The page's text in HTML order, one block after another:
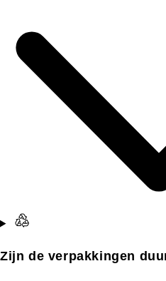
Zijn de verpakkingen